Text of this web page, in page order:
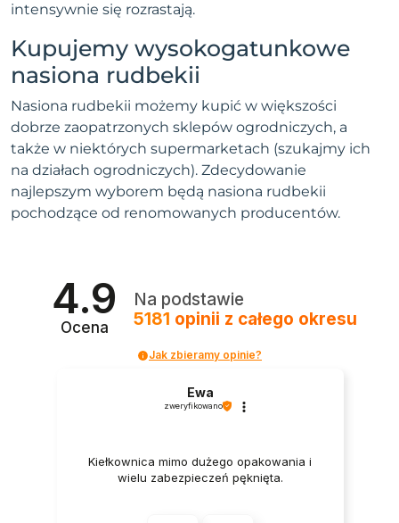
intensywnie się rozrastają.
Kupujemy wysokogatunkowe
nasiona rudbekii
Nasiona rudbekii możemy kupić w większości
dobrze zaopatrzonych sklepów ogrodniczych, a
także w niektórych supermarketach (szukajmy ich
na działach ogrodniczych). Zdecydowanie
najlepszym wyborem będą nasiona rudbekii
pochodzące od renomowanych producentów.
4.9
Ocena
Na podstawie
5181 opinii z całego okresu
Jak zbieramy opinie?
Ewa
zweryfikowano
Kiełkownica mimo dużego opakowania i
wielu zabezpieczeń pęknięta.